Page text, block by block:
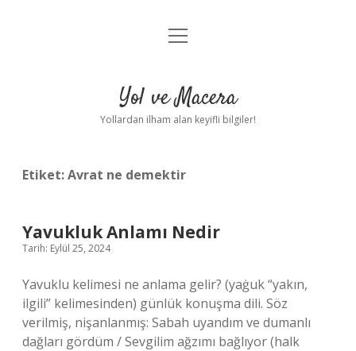
Anasayfa
Yasal Uyarı
menüyü
Yol ve Macera
Yollardan ilham alan keyifli bilgiler!
Etiket:Avrat ne demektir
Yavukluk Anlamı Nedir
Tarih: Eylül 25, 2024
Yavuklu kelimesi ne anlama gelir? (yaġuk “yakın,
ilgili” kelimesinden) günlük konuşma dili. Söz
verilmiş, nişanlanmış: Sabah uyandım ve dumanlı
dağları gördüm / Sevgilim ağzımı bağlıyor (halk